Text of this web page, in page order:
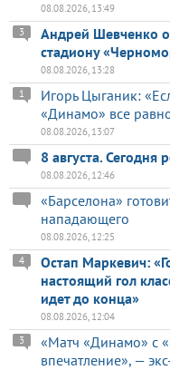
08.08.2026, 13:49
Андрей Шевченко
стадиону
3
08.08.2026, 13:28
Игорь Цыганик:
«Динамо» все
1
08.08.2026, 13:07
8 августа.
08.08.2026, 12:46
«Барселона»
нападающего
08.08.2026, 12:25
Остап Маркевич:
настоящий гол
идет до конца»
4
08.08.2026, 12:04
«Матч «Динамо» с
впечатление», —
3